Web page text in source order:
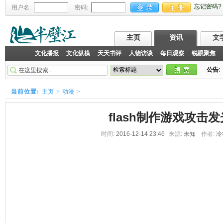
用户名: 密码: 忘记密码?
主页 资讯 文
文化播报 文化纵横 天天书评 人物访谈 每日观察 锐眼聚焦
公告:
当前位置: 主页 > 动漫 >
flash制作游戏攻击发
时间: 2016-12-14 23:46 来源: 未知 作者: